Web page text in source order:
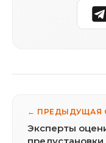
← ПРЕДЫДУЩАЯ
Эксперты